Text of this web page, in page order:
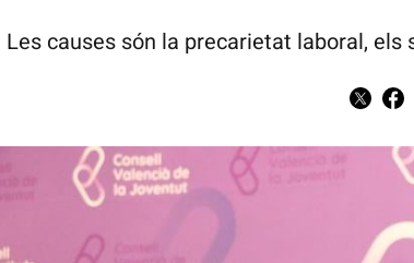
Les causes són la precarietat laboral, els